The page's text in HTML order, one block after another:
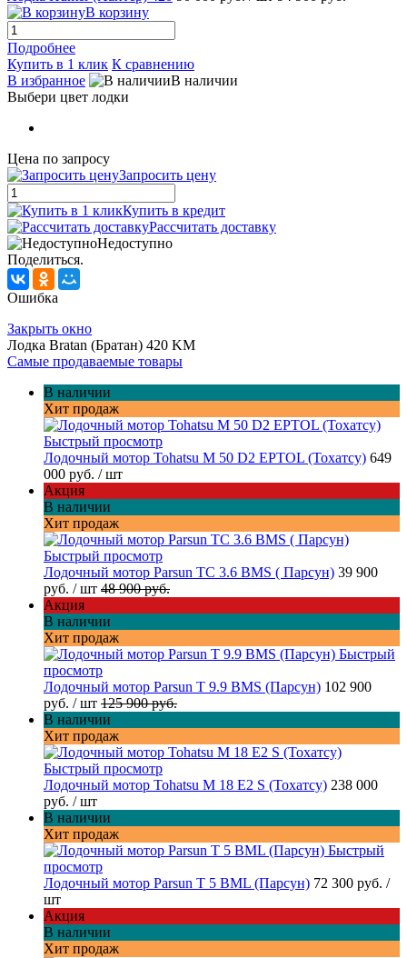
В корзину
Подробнее
Купить в 1 клик К сравнению
В избранное
В наличии
Выбери цвет лодки
Цена по запросу
Запросить цену
Купить в кредит
Рассчитать доставку
Недоступно
Поделиться.
Ошибка
Закрыть окно
Лодка Bratan (Братан) 420 KM
Самые продаваемые товары
В наличии
Хит продаж
Быстрый просмотр
Лодочный мотор Tohatsu M 50 D2 EPTOL (Тохатсу) 649
000 руб. / шт
Акция
В наличии
Хит продаж
Быстрый просмотр
Лодочный мотор Parsun TC 3.6 BMS ( Парсун) 39 900
руб. / шт 48 900 руб.
Акция
В наличии
Хит продаж
Быстрый
просмотр
Лодочный мотор Parsun T 9.9 BMS (Парсун) 102 900
руб. / шт 125 900 руб.
В наличии
Хит продаж
Быстрый просмотр
Лодочный мотор Tohatsu M 18 E2 S (Тохатсу) 238 000
руб. / шт
В наличии
Хит продаж
Быстрый
просмотр
Лодочный мотор Parsun T 5 BML (Парсун) 72 300 руб. /
шт
Акция
В наличии
Хит продаж